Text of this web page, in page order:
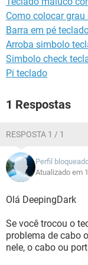
Como colocar
Barra em pé
Arroba simbolo
Simbolo check
Pi teclado
1 Respostas
RESPOSTA 1 / 1
Perfil
Atualizado em
Olá DeepingDark
Se você trocou o
problema de cabo
nele, o cabo ou